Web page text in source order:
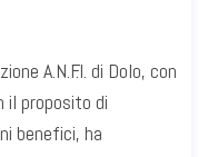
A.N.F.I. di Dolo, con
il proposito di
benefici, ha